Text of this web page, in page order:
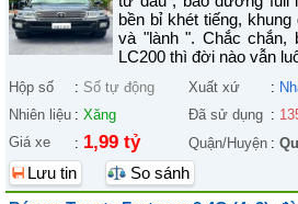
bền bỉ khét tiếng,
và "lành ". Chắc chắn,
LC200 thì đời nào vẫn
Hộp số : Số tự động Xuất xứ :
Nhiên liệu : Xăng Đã sử dụng :
Giá xe
: 1,99 tỷ Quận/Huyện :
Lưu tin
So sánh